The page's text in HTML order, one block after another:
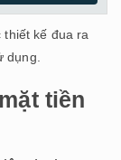
kế đua ra
dụng.
tiền